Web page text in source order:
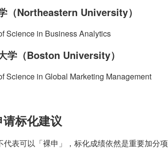
（Northeastern University）
Science in Business Analytics
学（Boston University）
Science in Global Marketing Management
标化建议
代表可以「裸申」，标化成绩依然是重要加分项